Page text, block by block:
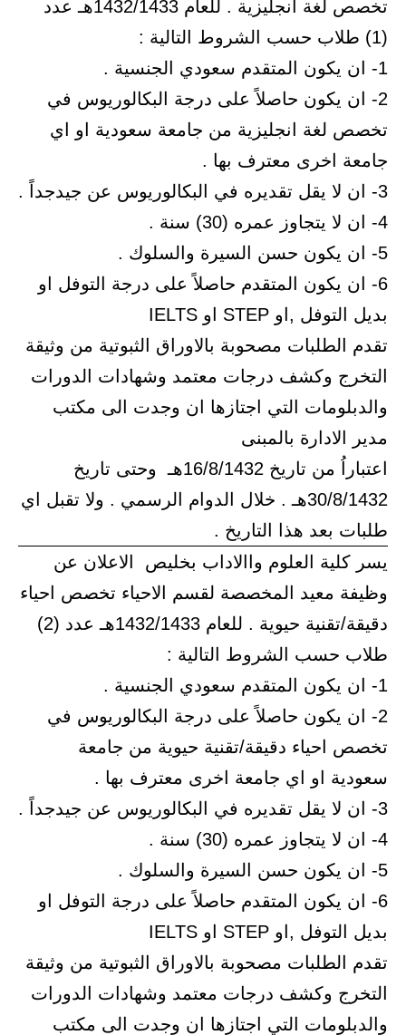
تخصص لغة انجليزية . للعام 1432/1433هـ عدد
(1) طلاب حسب الشروط التالية :
1- ان يكون المتقدم سعودي الجنسية .
2- ان يكون حاصلاً على درجة البكالوريوس في
تخصص لغة انجليزية من جامعة سعودية او اي
جامعة اخرى معترف بها .
3- ان لا يقل تقديره في البكالوريوس عن جيدجداً .
4- ان لا يتجاوز عمره (30) سنة .
5- ان يكون حسن السيرة والسلوك .
6- ان يكون المتقدم حاصلاً على درجة التوفل او
بديل التوفل ,او STEP او IELTS
تقدم الطلبات مصحوبة بالاوراق الثبوتية من وثيقة
التخرج وكشف درجات معتمد وشهادات الدورات
والدبلومات التي اجتازها ان وجدت الى مكتب
مدير الادارة بالمبنى
اعتباراُ من تاريخ 16/8/1432هـ وحتى تاريخ
30/8/1432هـ . خلال الدوام الرسمي . ولا تقبل اي
طلبات بعد هذا التاريخ .
يسر كلية العلوم واالاداب بخليص الاعلان عن
وظيفة معيد المخصصة لقسم الاحياء تخصص احياء
دقيقة/تقنية حيوية . للعام 1432/1433هـ عدد (2)
طلاب حسب الشروط التالية :
1- ان يكون المتقدم سعودي الجنسية .
2- ان يكون حاصلاً على درجة البكالوريوس في
تخصص احياء دقيقة/تقنية حيوية من جامعة
سعودية او اي جامعة اخرى معترف بها .
3- ان لا يقل تقديره في البكالوريوس عن جيدجداً .
4- ان لا يتجاوز عمره (30) سنة .
5- ان يكون حسن السيرة والسلوك .
6- ان يكون المتقدم حاصلاً على درجة التوفل او
بديل التوفل ,او STEP او IELTS
تقدم الطلبات مصحوبة بالاوراق الثبوتية من وثيقة
التخرج وكشف درجات معتمد وشهادات الدورات
والدبلومات التي اجتازها ان وجدت الى مكتب